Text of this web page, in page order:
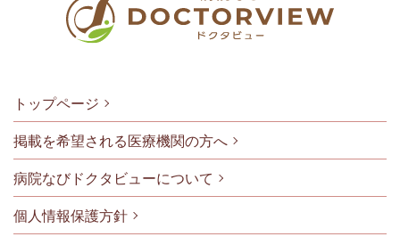
フッタメニ
トップページ
掲載を希望される医療機関の方へ
病院なびドクタビューについて
個人情報保護方針